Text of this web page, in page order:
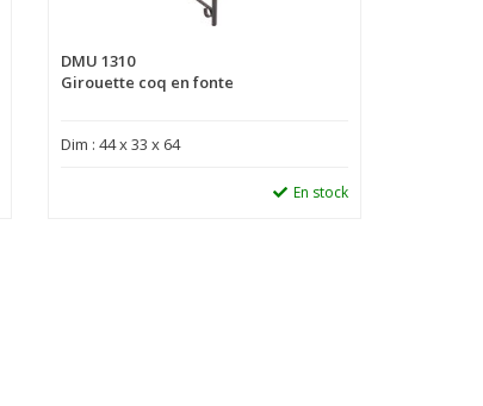
DMU 1310
Girouette coq en fonte
Dim : 44 x 33 x 64
En stock